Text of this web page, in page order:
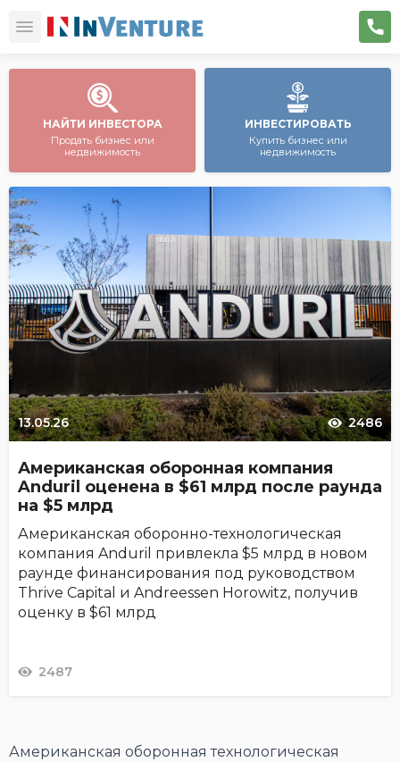
НАЙТИ ИНВЕСТОРА
Продать бизнес или
недвижимость
ИНВЕСТИРОВАТЬ
Купить бизнес или
недвижимость
13.05.26 2486
Американская оборонная компания
Anduril оценена в $61 млрд после раунда
на $5 млрд
Американская оборонно-технологическая
компания Anduril привлекла $5 млрд в новом
раунде финансирования под руководством
Thrive Capital и Andreessen Horowitz, получив
оценку в $61 млрд
2487
Американская оборонная технологическая